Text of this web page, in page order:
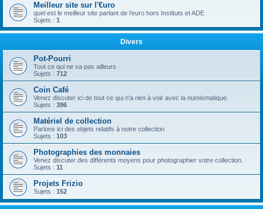
Meilleur site sur l'€uro
quel est le meilleur site parlant de l'euro hors Instituts et ADE
Sujets : 1
Divers
Pot-Pourri
Tout ce qui ne va pas ailleurs
Sujets : 712
Coin Café
Venez discuter ici de tout ce qui n'a rien à voir avec la numismatique.
Sujets : 396
Matériel de collection
Parlons ici des objets relatifs à notre collection
Sujets : 103
Photographies des monnaies
Venez discuter des différents moyens pour photographier votre collection.
Sujets : 11
Projets Frizio
Sujets : 152